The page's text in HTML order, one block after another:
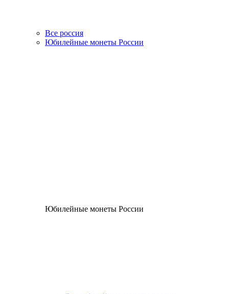
Все россия
Юбилейные монеты России
Юбилейные монеты России